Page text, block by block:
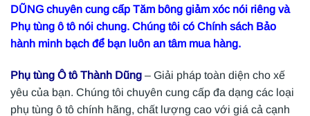
DŨNG chuyên cung cấp Tăm bông giảm xóc nói riêng và
Phụ tùng ô tô nói chung. Chúng tôi có Chính sách Bảo
hành minh bạch để bạn luôn an tâm mua hàng.
Phụ tùng Ô tô Thành Dũng – Giải pháp toàn diện cho xế
yêu của bạn. Chúng tôi chuyên cung cấp đa dạng các loại
phụ tùng ô tô chính hãng, chất lượng cao với giá cả cạnh